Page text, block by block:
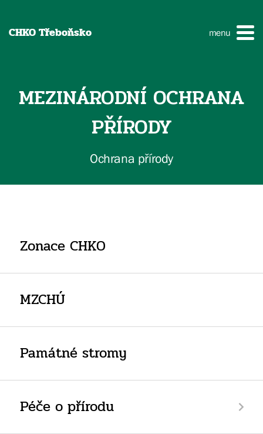
CHKO Třeboňsko menu
MEZINÁRODNÍ OCHRANA
PŘÍRODY
Ochrana přírody
Zonace CHKO
MZCHÚ
Památné stromy
Péče o přírodu